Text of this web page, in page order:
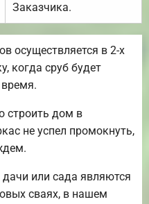
Заказчика.
осуществляется в 2-х
когда сруб будет
время.
строить дом в
не успел промокнуть,
или сада являются
сваях, в нашем